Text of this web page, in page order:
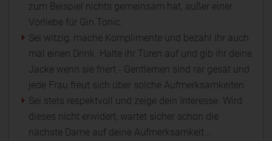
zum Beispiel nichts gemeinsam hat, außer einer
Vorliebe für Gin Tonic.
Sei witzig, mache Komplimente und bezahl ihr auch
mal einen Drink. Halte ihr Türen auf und gib ihr deine
Jacke wenn sie friert - Gentlemen sind rar gesät und
jede Frau freut sich über solche Aufmerksamkeiten
Sei stets respektvoll und zeige dein Interesse. Wird
dieses nicht erwidert, wartet sicher schon die
nächste Dame auf deine Aufmerksamkeit...